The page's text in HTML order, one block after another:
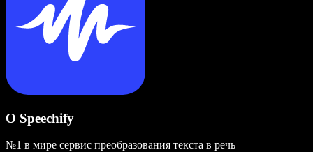
О Speechify
№1 в мире сервис преобразования текста в речь